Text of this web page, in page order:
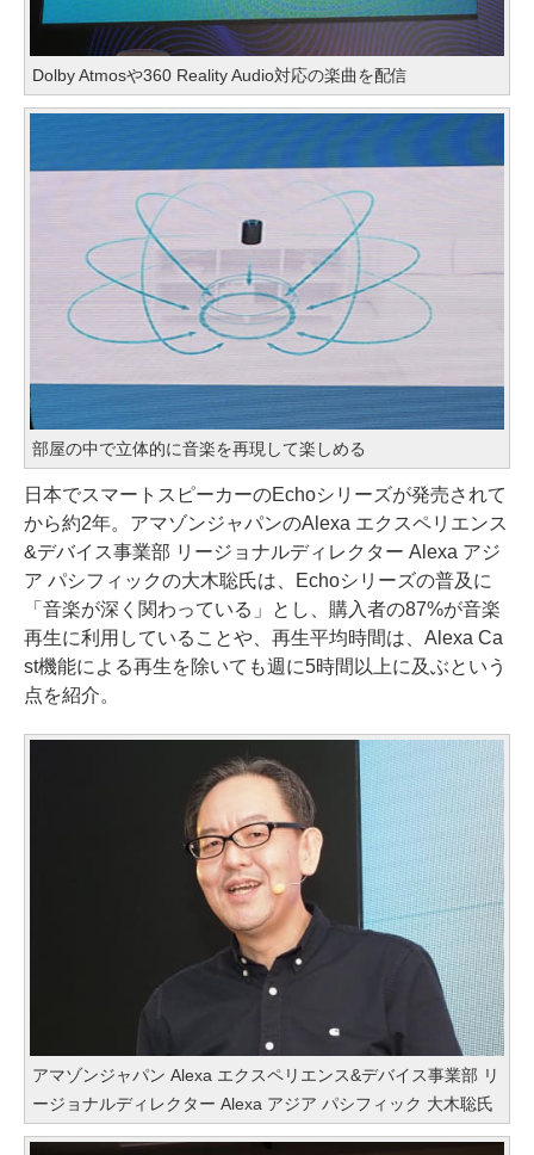
Dolby Atmosや360 Reality Audio対応の楽曲を配信
部屋の中で立体的に音楽を再現して楽しめる
日本でスマートスピーカーのEchoシリーズが発売されて
から約2年。アマゾンジャパンのAlexa エクスペリエンス
&デバイス事業部 リージョナルディレクター Alexa アジ
ア パシフィックの大木聡氏は、Echoシリーズの普及に
「音楽が深く関わっている」とし、購入者の87%が音楽
再生に利用していることや、再生平均時間は、Alexa Ca
st機能による再生を除いても週に5時間以上に及ぶという
点を紹介。
アマゾンジャパン Alexa エクスペリエンス&デバイス事業部 リ
ージョナルディレクター Alexa アジア パシフィック 大木聡氏